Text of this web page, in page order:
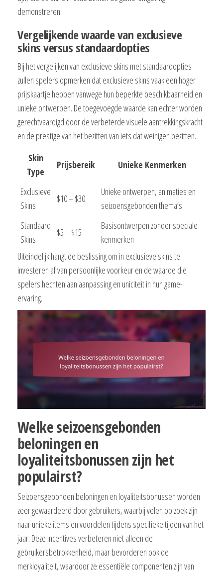
demonstreren.
Vergelijkende waarde van exclusieve
skins versus standaardopties
Bij het vergelijken van exclusieve skins met standaardopties
zullen spelers opmerken dat exclusieve skins vaak een hoger
prijskaartje hebben vanwege hun beperkte beschikbaarheid en
unieke ontwerpen. De toegevoegde waarde kan echter worden
gerechtvaardigd door de verbeterde visuele aantrekkingskracht
en de prestige van het bezitten van iets dat weinigen bezitten.
Skin
Type
Prijsbereik Unieke Kenmerken
Exclusieve
Skins
$10 – $30
Unieke ontwerpen, animaties en
seizoensgebonden thema’s
Standaard
Skins
$5 – $15
Basisontwerpen zonder speciale
kenmerken
Uiteindelijk hangt de beslissing om in exclusieve skins te
investeren af van persoonlijke voorkeur en de waarde die
spelers hechten aan aanpassing en uniciteit in hun game-
ervaring.
Welke seizoensgebonden
beloningen en
loyaliteitsbonussen zijn het
populairst?
Seizoensgebonden beloningen en loyaliteitsbonussen worden
zeer gewaardeerd door gebruikers, waarbij velen op zoek zijn
naar unieke items en voordelen tijdens specifieke tijden van het
jaar. Deze incentives verbeteren niet alleen de
gebruikersbetrokkenheid, maar bevorderen ook de
merkloyaliteit, waardoor ze essentiële componenten zijn van